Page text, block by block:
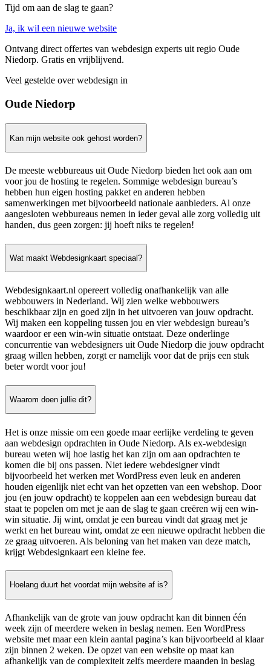
Tijd om aan de slag te gaan?
Ja, ik wil een nieuwe website
Ontvang direct offertes van webdesign experts uit regio Oude
Niedorp. Gratis en vrijblijvend.
Veel gestelde over webdesign in
Oude Niedorp
Kan mijn website ook gehost worden?
De meeste webbureaus uit Oude Niedorp bieden het ook aan om
voor jou de hosting te regelen. Sommige webdesign bureau’s
hebben hun eigen hosting pakket en anderen hebben
samenwerkingen met bijvoorbeeld nationale aanbieders. Al onze
aangesloten webbureaus nemen in ieder geval alle zorg volledig uit
handen, dus geen zorgen: jij hoeft niks te regelen!
Wat maakt Webdesignkaart speciaal?
Webdesignkaart.nl opereert volledig onafhankelijk van alle
webbouwers in Nederland. Wij zien welke webbouwers
beschikbaar zijn en goed zijn in het uitvoeren van jouw opdracht.
Wij maken een koppeling tussen jou en vier webdesign bureau’s
waardoor er een win-win situatie ontstaat. Deze onderlinge
concurrentie van webdesigners uit Oude Niedorp die jouw opdracht
graag willen hebben, zorgt er namelijk voor dat de prijs een stuk
beter wordt voor jou!
Waarom doen jullie dit?
Het is onze missie om een goede maar eerlijke verdeling te geven
aan webdesign opdrachten in Oude Niedorp. Als ex-webdesign
bureau weten wij hoe lastig het kan zijn om aan opdrachten te
komen die bij ons passen. Niet iedere webdesigner vindt
bijvoorbeeld het werken met WordPress even leuk en anderen
houden eigenlijk niet echt van het opzetten van een webshop. Door
jou (en jouw opdracht) te koppelen aan een webdesign bureau dat
staat te popelen om met je aan de slag te gaan creëren wij een win-
win situatie. Jij wint, omdat je een bureau vindt dat graag met je
werkt en het bureau wint, omdat ze een nieuwe opdracht hebben die
ze graag uitvoeren. Als beloning van het maken van deze match,
krijgt Webdesignkaart een kleine fee.
Hoelang duurt het voordat mijn website af is?
Afhankelijk van de grote van jouw opdracht kan dit binnen één
week zijn of meerdere weken in beslag nemen. Een WordPress
website met maar een klein aantal pagina’s kan bijvoorbeeld al klaar
zijn binnen 2 weken. De opzet van een website op maat kan
afhankelijk van de complexiteit zelfs meerdere maanden in beslag